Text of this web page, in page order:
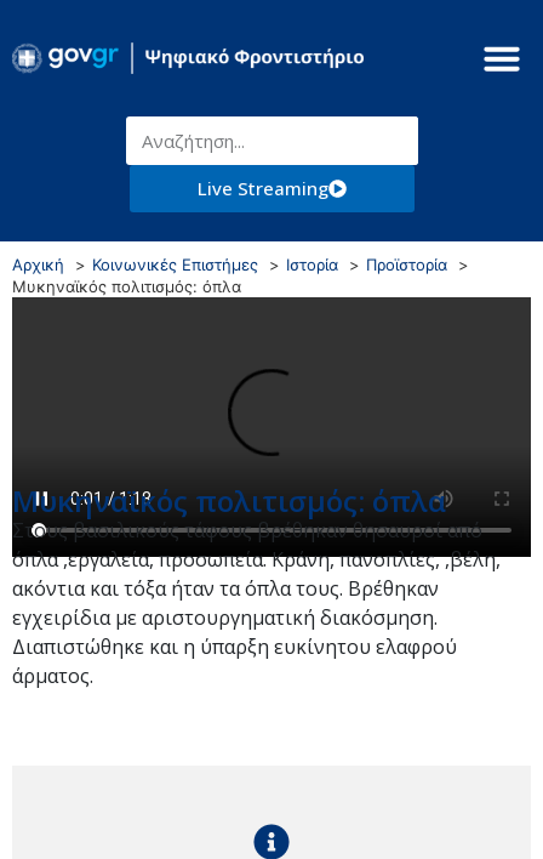
Live Streaming
Αρχική Κοινωνικές Επιστήμες Ιστορία
Προϊστορία
Μυκηναϊκός πολιτισμός: όπλα
Μυκηναϊκός πολιτισμός: όπλα
Στους βασιλικούς τάφους βρέθηκαν θησαυροί από
όπλα ,εργαλεία, προσωπεία. Κράνη, πανοπλίες, ,βέλη,
ακόντια και τόξα ήταν τα όπλα τους. Βρέθηκαν
εγχειρίδια με αριστουργηματική διακόσμηση.
Διαπιστώθηκε και η ύπαρξη ευκίνητου ελαφρού
άρματος.